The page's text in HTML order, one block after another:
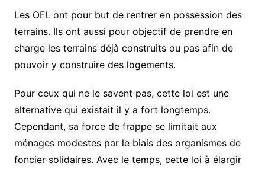
Les OFL ont pour but de rentrer en possession des
terrains. Ils ont aussi pour objectif de prendre en
charge les terrains déjà construits ou pas afin de
pouvoir y construire des logements.
Pour ceux qui ne le savent pas, cette loi est une
alternative qui existait il y a fort longtemps.
Cependant, sa force de frappe se limitait aux
ménages modestes par le biais des organismes de
foncier solidaires. Avec le temps, cette loi à élargir